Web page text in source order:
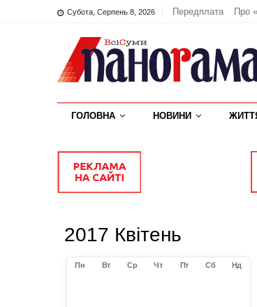
Субота, Серпень 8, 2026 Передплата Про
ГОЛОВНА НОВИНИ
2017 Квітень
Пн Вт Ср Чт Пт Сб Нд